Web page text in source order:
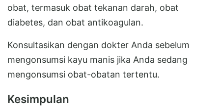
obat, termasuk obat tekanan darah, obat
diabetes, dan obat antikoagulan.
Konsultasikan dengan dokter Anda sebelum
mengonsumsi kayu manis jika Anda sedang
mengonsumsi obat-obatan tertentu.
Kesimpulan